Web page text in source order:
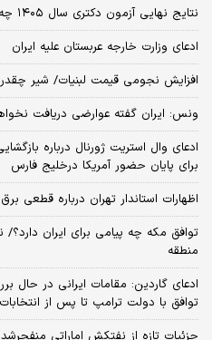
نتایج نهایی آزمون دکتری سال ۱۴۰۵ چه زمانی اعلام می شود؟
ادعای وزارت خارجه عربستان علیه ایران
افزایش نجومی قیمت لبنیات/ شیر
ونس: ایران گفته عوارضی دریافت
ادعای وال استریت ژورنال درباره
برای پایان حضور آمریکا درخلیج فارس
اظهارات استاندار تهران درباره قطعی
توافق مکه چه پیامی برای ایران
منطقه
ادعای گاردین: مقامات ایرانی در حال
توافق با دولت ترامپ تا پس از
جزئیات تازه از نفتکش اماراتی